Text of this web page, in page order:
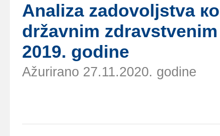
Аnаlizа zаdоvоljstvа
držаvnim
2019. gоdinе
Ažurirano 27.11.2020. godine